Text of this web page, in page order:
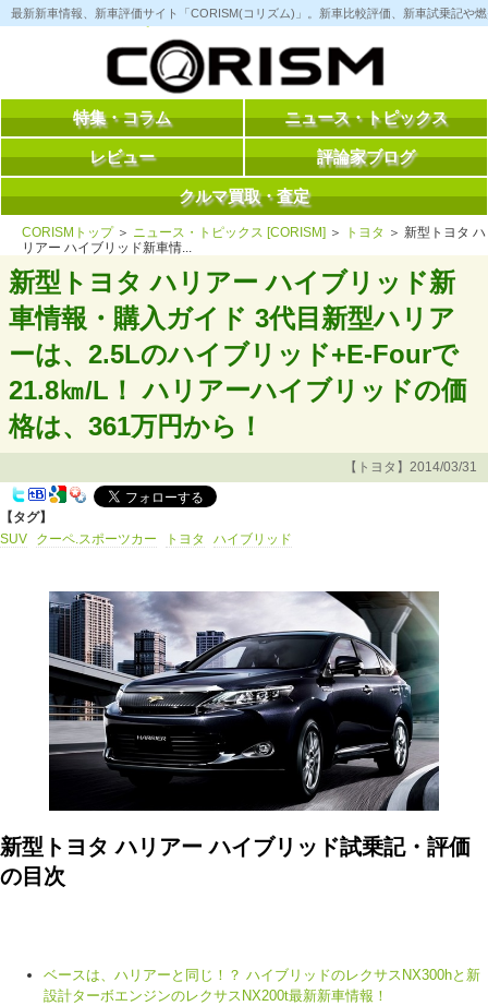
コ
ン
へ
最新新車情報、新車評価サイト「CORISM(コリズム)」。新車比較評価、新車試乗記や
特集・コラム ニュース・トピックス
レビュー 評論家ブログ
クルマ買取・査定
CORISMトップ＞ ニュース・トピックス [CORISM] ＞ トヨタ ＞ 新型トヨタ ハ
リアー ハイブリッド新車情...
新型トヨタ ハリアー ハイブリッド新
車情報・購入ガイド 3代目新型ハリア
ーは、2.5Lのハイブリッド+E-Fourで
21.8㎞/L！ ハリアーハイブリッドの価
格は、361万円から！
【トヨタ】2014/03/31
【タグ】
SUV
クーペ.スポーツカー トヨタ ハイブリッド
新型トヨタ ハリアー ハイブリッド試乗記・評価
の目次
ベースは、ハリアーと同じ！？ ハイブリッドのレクサスNX300hと新
設計ターボエンジンのレクサスNX200t最新新車情報！